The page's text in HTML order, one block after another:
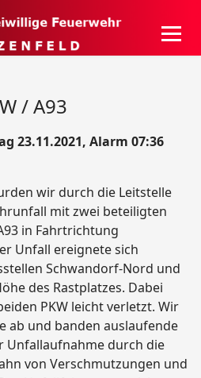
/ A93
23.11.2021, Alarm 07:36
wir durch die Leitstelle
mit zwei beteiligten
in Fahrtrichtung
Unfall ereignete sich
Schwandorf-Nord und
des Rastplatzes. Dabei
PKW leicht verletzt. Wir
ab und banden auslaufende
Unfallaufnahme durch die
von Verschmutzungen und